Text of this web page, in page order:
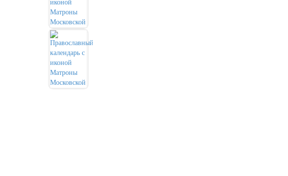
День города Москвы (первая суббота
сентября)
День нефтяника (первое воскресенье
сентября)
8 сентября, День танкиста (второе
воскресенье сентября)